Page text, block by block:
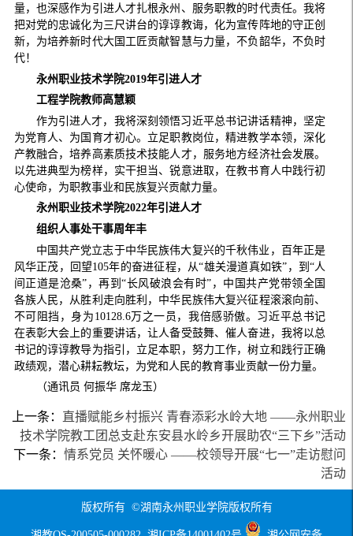
量，也深感作为引进人才扎根永州、服务职教的时代责任。我将
把对党的忠诚化为三尺讲台的谆谆教诲，化为宣传阵地的守正创
新，为培养新时代大国工匠贡献智慧与力量，不负韶华，不负时
代！
永州职业技术学院2019年引进人才
工程学院教师高慧颖
作为引进人才，我将深刻领悟习近平总书记讲话精神，坚定
为党育人、为国育才初心。立足职教岗位，精进教学本领，深化
产教融合，培养高素质技术技能人才，服务地方经济社会发展。
以先进典型为榜样，实干担当、锐意进取，在教书育人中践行初
心使命，为职教事业和民族复兴贡献力量。
永州职业技术学院2022年引进人才
组织人事处干事周年丰
中国共产党立志于中华民族伟大复兴的千秋伟业，百年正是
风华正茂，回望105年的奋进征程，从“雄关漫道真如铁”，到“人
间正道是沧桑”，再到“长风破浪会有时”，中国共产党带领全国
各族人民，从胜利走向胜利，中华民族伟大复兴征程滚滚向前、
不可阻挡，身为10128.6万之一员，我倍感骄傲。习近平总书记
在表彰大会上的重要讲话，让人备受鼓舞、催人奋进，我将以总
书记的谆谆教导为指引，立足本职，努力工作，树立和践行正确
政绩观，潜心耕耘教坛，为党和人民的教育事业贡献一份力量。
（通讯员 何振华 席龙玉）
上一条： 直播赋能乡村振兴 青春添彩水岭大地 ——永州职业
技术学院教工团总支赴东安县水岭乡开展助农“三下乡”活动
下一条：情系党员 关怀暖心 ——校领导开展“七一”走访慰问
活动
版权所有 ©湖南永州职业学院版权所有